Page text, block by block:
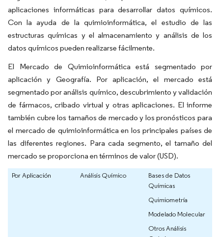
aplicaciones informáticas para desarrollar datos químicos.
Con la ayuda de la quimioinformática, el estudio de las
estructuras químicas y el almacenamiento y análisis de los
datos químicos pueden realizarse fácilmente.
El Mercado de Quimioinformática está segmentado por
aplicación y Geografía. Por aplicación, el mercado está
segmentado por análisis químico, descubrimiento y validación
de fármacos, cribado virtual y otras aplicaciones. El informe
también cubre los tamaños de mercado y los pronósticos para
el mercado de quimioinformática en los principales países de
las diferentes regiones. Para cada segmento, el tamaño del
mercado se proporciona en términos de valor (USD).
Por Aplicación Análisis Químico
Bases de Datos
Químicas
Quimiometría
Modelado Molecular
Otros Análisis